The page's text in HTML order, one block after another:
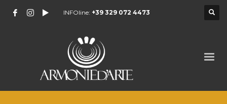
INFOline: +39 329 072 4473